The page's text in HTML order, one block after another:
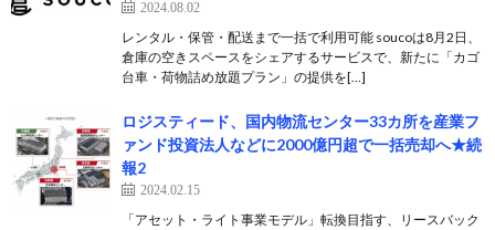
2024.08.02
レンタル・保管・配送まで一括で利用可能 soucoは8月2日、
倉庫の空きスペースをシェアするサービスで、新たに「カゴ
台車・荷物詰め放題プラン」の提供を[…]
ロジスティード、国内物流センター33カ所を産業フ
ァンド投資法人などに2000億円超で一括売却へ★続
報2
2024.02.15
「アセット・ライト事業モデル」転換目指す、リースバック